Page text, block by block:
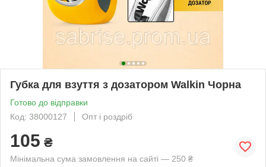
Губка для взуття з дозатором Walkin Чорна
Готово до відправки
Код: 38000127
Опт і роздріб
105 ₴
Мінімальна сума замовлення на сайті — 250 ₴